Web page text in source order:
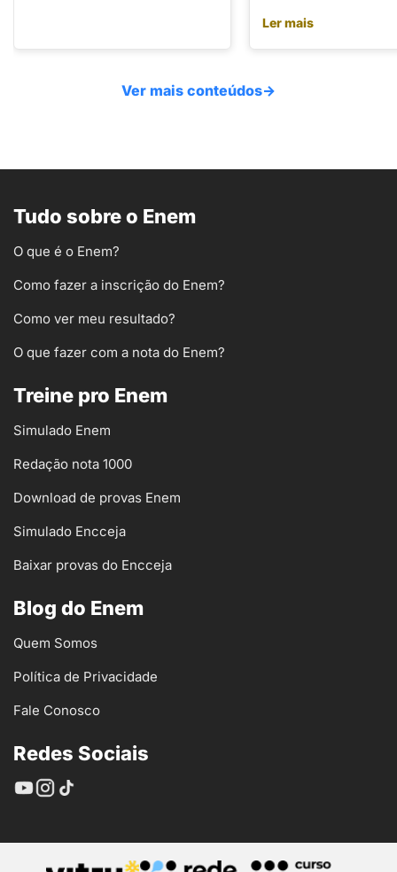
Ler mais
Ver mais conteúdos→
Tudo sobre o Enem
O que é o Enem?
Como fazer a inscrição do Enem?
Como ver meu resultado?
O que fazer com a nota do Enem?
Treine pro Enem
Simulado Enem
Redação nota 1000
Download de provas Enem
Simulado Encceja
Baixar provas do Encceja
Blog do Enem
Quem Somos
Política de Privacidade
Fale Conosco
Redes Sociais